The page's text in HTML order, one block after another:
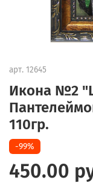
арт. 12645
Икона №2
110гр.
-99%
450.00